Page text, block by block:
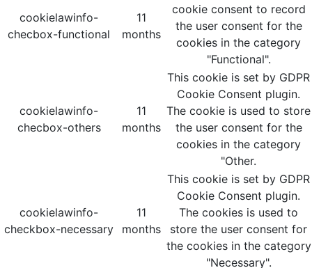
cookielawinfo-
checbox-functional
11
months
cookie consent to record
the user consent for the
cookies in the category
"Functional".
cookielawinfo-
checbox-others
11
months
This cookie is set by GDPR
Cookie Consent plugin.
The cookie is used to store
the user consent for the
cookies in the category
"Other.
cookielawinfo-
checkbox-necessary
11
months
This cookie is set by GDPR
Cookie Consent plugin.
The cookies is used to
store the user consent for
the cookies in the category
"Necessary".